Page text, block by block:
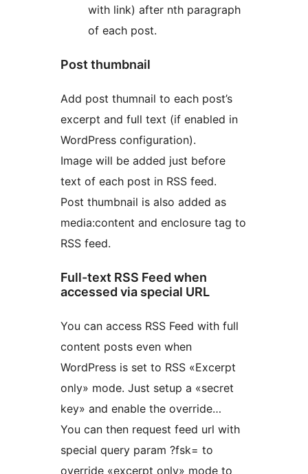
with link) after nth paragraph
of each post.
Post thumbnail
Add post thumnail to each post’s
excerpt and full text (if enabled in
WordPress configuration).
Image will be added just before
text of each post in RSS feed.
Post thumbnail is also added as
media:content and enclosure tag to
RSS feed.
Full-text RSS Feed when
accessed via special URL
You can access RSS Feed with full
content posts even when
WordPress is set to RSS «Excerpt
only» mode. Just setup a «secret
key» and enable the override…
You can then request feed url with
special query param ?fsk= to
override «excerpt only» mode to